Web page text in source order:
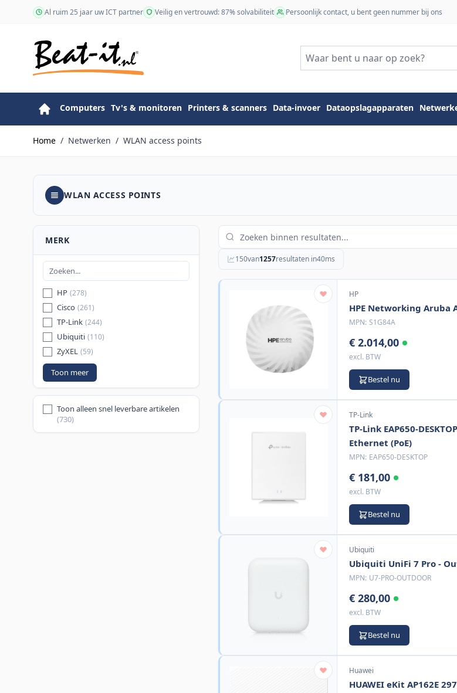
Ga naar de inhoudAl ruim 25 jaar uw ICT partner Veilig en vertrouwd: 87% solvabiliteit Persoonlijk contact, u bent geen nummer bij ons
Computers Tv's & monitoren Printers & scanners Data-invoer Dataopslagapparaten
Home / Netwerken / WLAN access points
WLAN ACCESS POINTS
MERK
HP (278)
Cisco (261)
TP-Link (244)
Ubiquiti (110)
ZyXEL (59)
Toon meer
Toon alleen snel leverbare artikelen
(730)
150van1257resultaten in40ms
HP
HPE Networking Aruba
MPN: S1G84A
€ 2.014,00
excl. BTW
Bestel nu
TP-Link
TP-Link EAP650-
Ethernet (PoE)
MPN: EAP650-DESKTOP
€ 181,00
excl. BTW
Bestel nu
Ubiquiti
Ubiquiti UniFi 7 Pro -
MPN: U7-PRO-OUTDOOR
€ 280,00
excl. BTW
Bestel nu
Huawei
HUAWEI eKit AP162E